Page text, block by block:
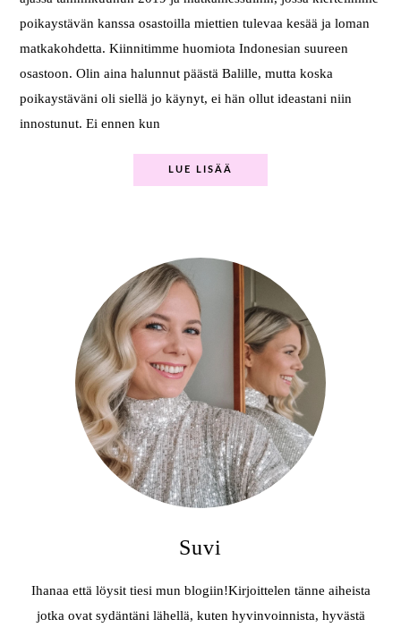
poikaystävän kanssa osastoilla miettien tulevaa kesää ja loman
matkakohdetta. Kiinnitimme huomiota Indonesian suureen
osastoon. Olin aina halunnut päästä Balille, mutta koska
poikaystäväni oli siellä jo käynyt, ei hän ollut ideastani niin
innostunut. Ei ennen kun
LUE LISÄÄ
Suvi
Ihanaa että löysit tiesi mun blogiin!Kirjoittelen tänne aiheista
jotka ovat sydäntäni lähellä, kuten hyvinvoinnista, hyvästä